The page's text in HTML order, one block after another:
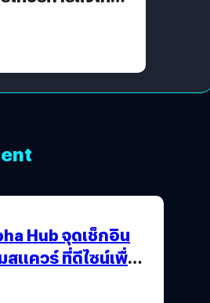
Hub จุดเช็กอิน
สแควร์ ที่ดีไซน์เพื่อ